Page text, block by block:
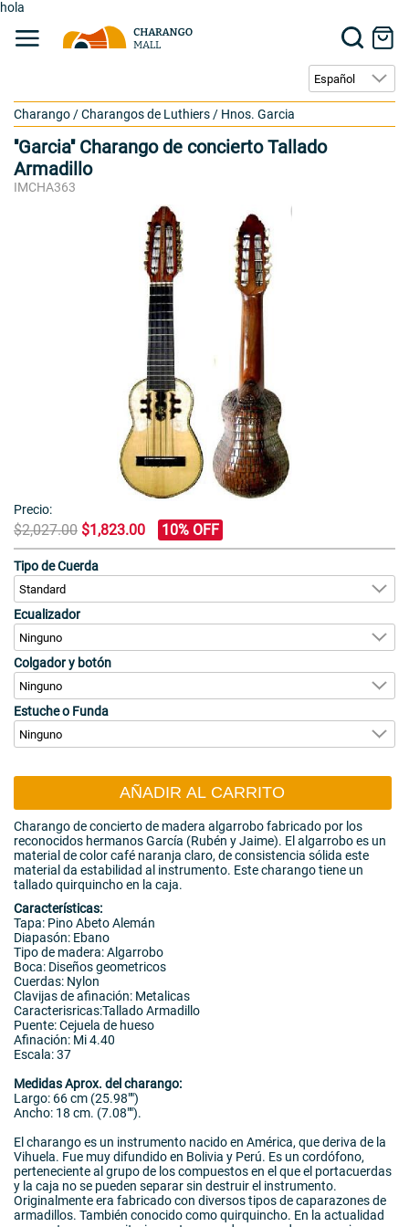
hola
Charango /Charangos de Luthiers / Hnos. Garcia
''Garcia'' Charango de concierto Tallado
Armadillo
IMCHA363
Precio:
$2,027.00 $1,823.00 10% OFF
Tipo de Cuerda
Ecualizador
Colgador y botón
Estuche o Funda
AÑADIR AL CARRITO
Charango de concierto de madera algarrobo fabricado por los
reconocidos hermanos García (Rubén y Jaime). El algarrobo es un
material de color café naranja claro, de consistencia sólida este
material da estabilidad al instrumento. Este charango tiene un
tallado quirquincho en la caja.
Características:
Tapa: Pino Abeto Alemán
Diapasón: Ebano
Tipo de madera: Algarrobo
Boca: Diseños geometricos
Cuerdas: Nylon
Clavijas de afinación: Metalicas
Caracterisricas:Tallado Armadillo
Puente: Cejuela de hueso
Afinación: Mi 4.40
Escala: 37
Medidas Aprox. del charango:
Largo: 66 cm (25.98"")
Ancho: 18 cm. (7.08"").
El charango es un instrumento nacido en América, que deriva de la
Vihuela. Fue muy difundido en Bolivia y Perú. Es un cordófono,
perteneciente al grupo de los compuestos en el que el portacuerdas
y la caja no se pueden separar sin destruir el instrumento.
Originalmente era fabricado con diversos tipos de caparazones de
armadillos. También conocido como quirquincho. En la actualidad